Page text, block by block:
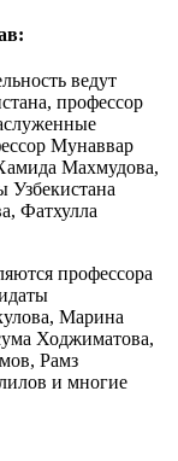
ведут
профессор
Мунаввар
Махмудова,
Узбекистана
Фатхулла
профессора
Марина
Ходжиматова,
Рамз
и многие